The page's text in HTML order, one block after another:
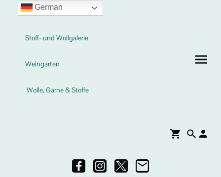
Stoff- und Wollgalerie
Weingarten
Wolle, Garne & Stoffe
German